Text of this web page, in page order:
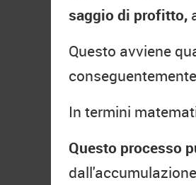
saggio di profitto,
Questo avviene
In termini
Questo processo